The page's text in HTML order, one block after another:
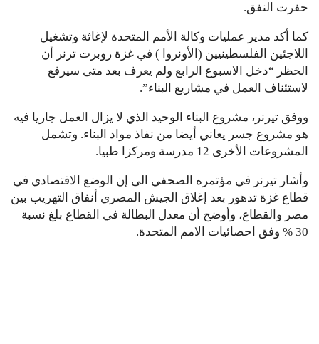
حفرت النفق.
كما أكد مدير عمليات وكالة الأمم المتحدة لإغاثة وتشغيل
اللاجئين الفلسطينيين (الأونروا ) في غزة روبرت ترنر أن
الحظر “دخل الاسبوع الرابع ولم يعرف بعد متى سيرفع
لاستئناف العمل في مشاريع البناء”.
ووفق تيرنر، مشروع البناء الوحيد الذي لا يزال العمل جاريا فيه
هو مشروع جسر يعاني أيضا من نفاذ مواد البناء. وتشمل
المشروعات الأخرى 12 مدرسة ومركزا طبيا.
وأشار تيرنر في مؤتمره الصحفي الى إن الوضع الاقتصادي في
قطاع غزة تدهور بعد إغلاق الجيش المصري أنفاق التهريب بين
مصر والقطاع، وأوضح أن معدل البطالة في القطاع بلغ نسبة
30 % وفق احصائيات الامم المتحدة.